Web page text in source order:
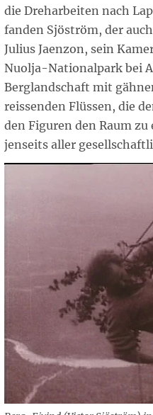
die Dreharbeiten nach
fanden Sjöström, der
Julius Jaenzon, sein
Nuolja-Nationalpark bei
Berglandschaft mit
reissenden Flüssen, die
den Figuren den Raum
jenseits aller